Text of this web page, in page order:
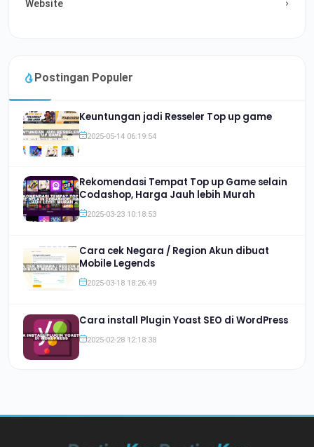
Website
Postingan Populer
Keuntungan jadi Resseler Top up game
2025-05-14 06:19:54
Rekomendasi Tempat Top up Game selain
Codashop, Harga Jauh lebih Murah
2025-03-23 10:18:53
Cara cek Negara / Region Akun dibuat
Mobile Legends
2025-03-18 18:26:49
Cara install Plugin Yoast SEO di WordPress
2025-02-28 12:18:38